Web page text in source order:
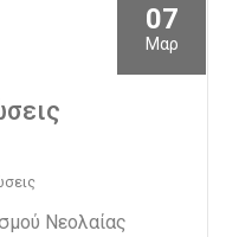
07
Μαρ
Νεολαίας